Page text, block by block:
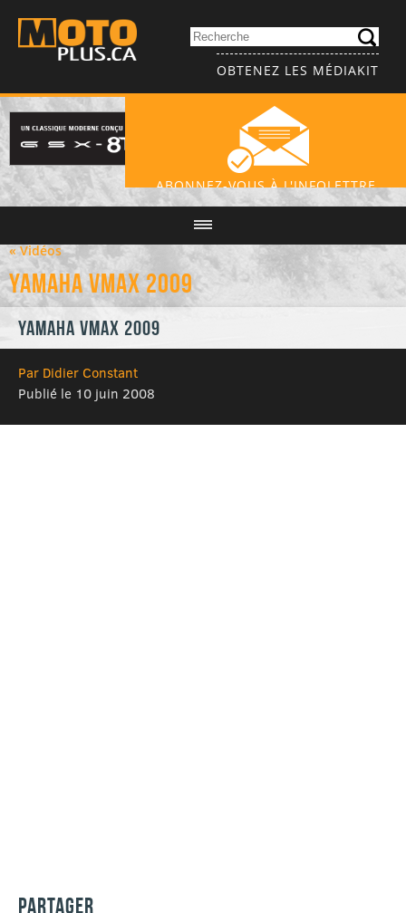
OBTENEZ LES MÉDIAKIT
ABONNEZ-VOUS À L'INFOLETTRE
« Vidéos
Yamaha VMAX 2009
Yamaha VMAX 2009
Par Didier Constant
Publié le 10 juin 2008
PARTAGER